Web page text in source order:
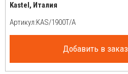
Kastel, Италия
Артикул:
Добавить в заказ